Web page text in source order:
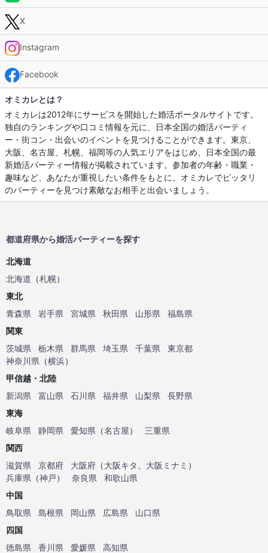
X
Instagram
Facebook
オミカレとは？
オミカレは2012年にサービスを開始した婚活ポータルサイトです。
独自のランキングや口コミ情報を元に、日本全国の婚活パーティ
ー・街コン・出会いのイベントを見つけることができます。東京、
大阪、名古屋、札幌、福岡等の人気エリアをはじめ、日本全国の最
新婚活パーティー情報が掲載されています。参加者の年齢・職業・
趣味など、あなたが重視したい条件をもとに、オミカレでピッタリ
のパーティーを見つけ素敵なお相手と出会いましょう。
都道府県から婚活パーティーを探す
北海道
北海道 （札幌）
東北
青森県
岩手県 宮城県 秋田県 山形県
福島県
関東
茨城県
栃木県 群馬県 埼玉県 千葉県
東京都
神奈川県 （横浜）
甲信越・北陸
新潟県
富山県 石川県 福井県 山梨県
長野県
東海
岐阜県
静岡県 愛知県 （名古屋）
三重県
関西
滋賀県
京都府 大阪府 （大阪キタ 大阪ミナミ ）
兵庫県 （神戸） 奈良県
和歌山県
中国
鳥取県
島根県 岡山県 広島県
山口県
四国
徳島県
香川県 愛媛県
高知県